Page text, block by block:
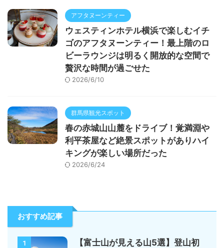
アフタヌーンティー
ウェスティンホテル横浜で楽しむイチ
ゴのアフタヌーンティー！最上階のロ
ビーラウンジは明るく開放的な空間で
贅沢な時間が過ごせた
2026/6/10
群馬県観光スポット
春の赤城山山麓をドライブ！覚満淵や
利平茶屋など絶景スポットがありハイ
キングが楽しい場所だった
2026/6/24
おすすめ記事
1
【富士山が見える山5選】登山初